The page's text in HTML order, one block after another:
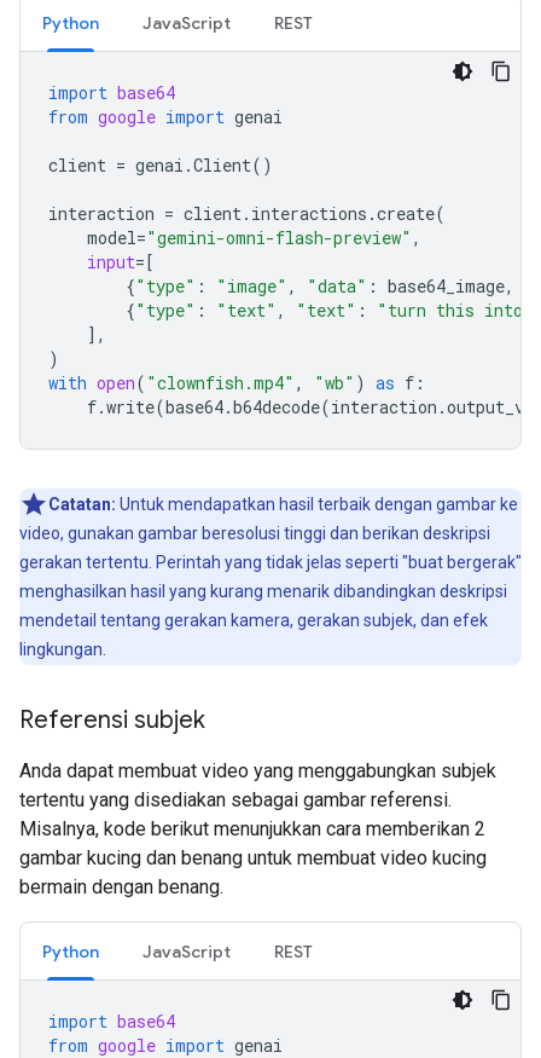
Python JavaScript REST
import base64
from google import genai
client = genai .Client()
interaction = client. interactions .create(
model="gemini-omni-flash-preview" ,
input=[
{"type" : "image" , "data" : base64_image,
{"type" : "text" , "text" :
"turn this into
],
)
with open( "clownfish.mp4" , "wb" ) as f :
f.write(base64.b64decode(interaction .
Catatan: Untuk mendapatkan hasil terbaik dengan gambar ke
video, gunakan gambar beresolusi tinggi dan berikan deskripsi
gerakan tertentu. Perintah yang tidak jelas seperti "buat bergerak"
menghasilkan hasil yang kurang menarik dibandingkan deskripsi
mendetail tentang gerakan kamera, gerakan subjek, dan efek
lingkungan.
Referensi subjek
Anda dapat membuat video yang menggabungkan subjek
tertentu yang disediakan sebagai gambar referensi.
Misalnya, kode berikut menunjukkan cara memberikan 2
gambar kucing dan benang untuk membuat video kucing
bermain dengan benang.
Python JavaScript REST
import base64
from google import genai